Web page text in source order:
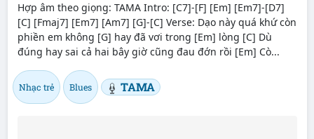
Hợp âm theo giọng: TAMA Intro: [C7]-[F] [Em] [Em7]-[D7]
[C] [Fmaj7] [Em7] [Am7] [G]-[C] Verse: Dạo này quá khứ còn
phiền em không [G] hay đã vơi trong [Em] lòng [C] Dù
đúng hay sai cả hai bây giờ cũng đau đớn rồi [Em] Cò...
Nhạc trẻ Blues TAMA